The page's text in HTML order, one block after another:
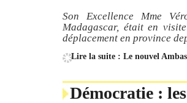
Son Excellence Mme
Madagascar, était en
déplacement en province
Lire la suite : Le nouvel
Démocratie :